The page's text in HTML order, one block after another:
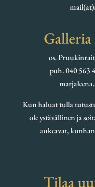
os.
puh. 040 563
Kun haluat tulla
ole ystävällinen ja
aukeavat,
Tilaa